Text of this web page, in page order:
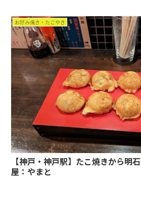
お好み焼き・たこやき
【神戸・神戸駅】たこ焼きから明
屋：やまと